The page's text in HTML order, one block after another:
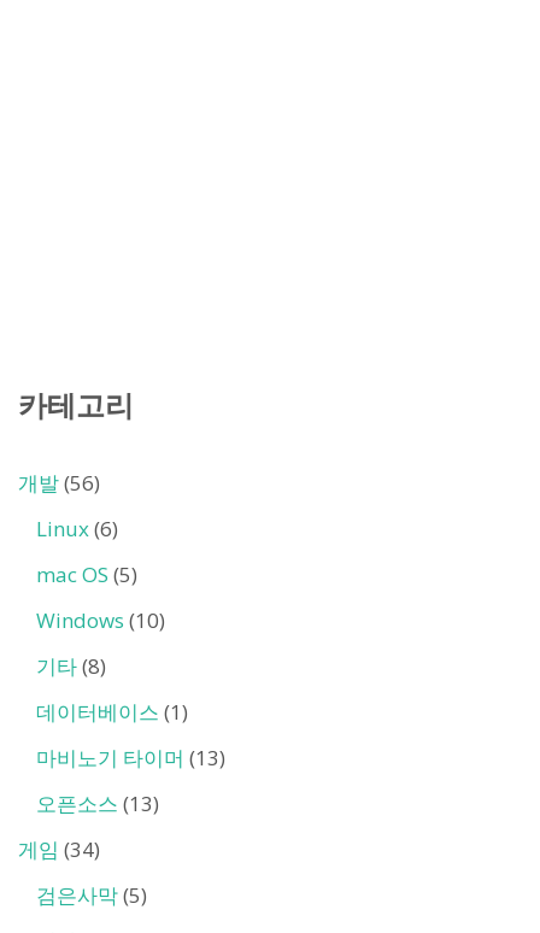
카테고리
개발(56)
Linux(6)
mac OS (5)
Windows (10)
기타(8)
데이터베이스 (1)
마비노기 타이머 (13)
오픈소스 (13)
게임 (34)
검은사막(5)